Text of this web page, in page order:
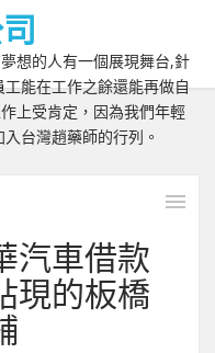
想的人有一個展現舞台,針
能在工作之餘還能再做自
上受肯定，因為我們年輕
台灣趙藥師的行列。
汽車借款
現的板橋